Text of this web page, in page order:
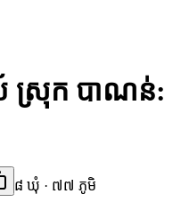
ស្រុក បាណន់:
៨ ឃុំ · ៧៧ ភូមិ